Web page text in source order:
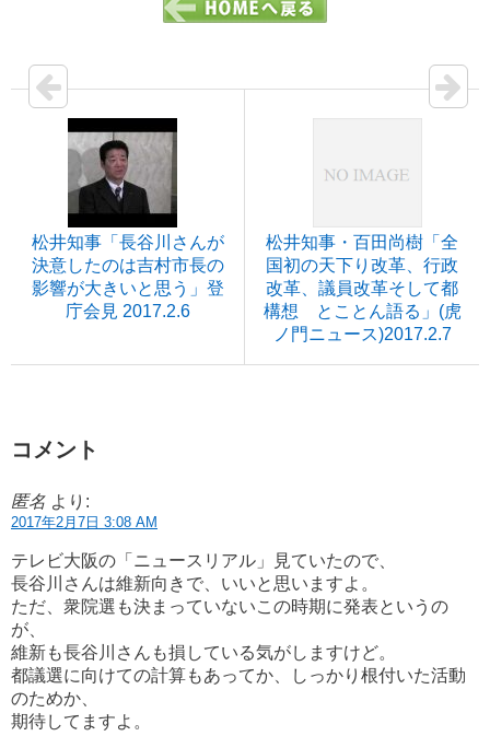
松井知事「長谷川さんが
決意したのは吉村市長の
影響が大きいと思う」登
庁会見 2017.2.6
松井知事・百田尚樹「全
国初の天下り改革、行政
改革、議員改革そして都
構想 とことん語る」(虎
ノ門ニュース)2017.2.7
コメント
匿名 より:
2017年2月7日 3:08 AM
テレビ大阪の「ニュースリアル」見ていたので、
長谷川さんは維新向きで、いいと思いますよ。
ただ、衆院選も決まっていないこの時期に発表というの
が、
維新も長谷川さんも損している気がしますけど。
都議選に向けての計算もあってか、しっかり根付いた活動
のためか、
期待してますよ。